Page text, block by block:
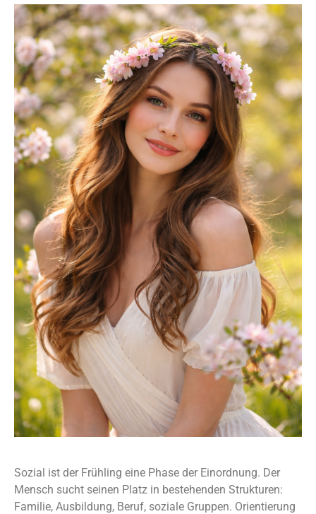
Sozial ist der Frühling eine Phase der Einordnung. Der
Mensch sucht seinen Platz in bestehenden Strukturen:
Familie, Ausbildung, Beruf, soziale Gruppen. Orientierung